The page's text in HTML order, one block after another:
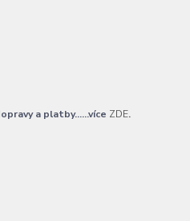
a platby......více ZDE.